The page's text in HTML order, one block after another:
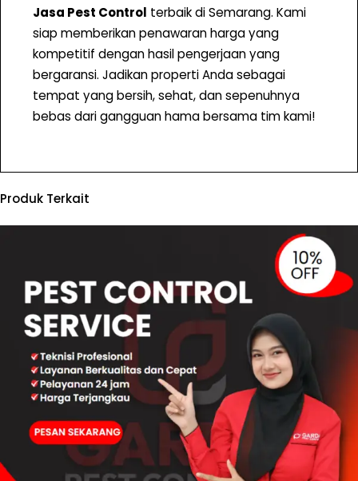
Jasa Pest Control terbaik di Semarang. Kami
siap memberikan penawaran harga yang
kompetitif dengan hasil pengerjaan yang
bergaransi. Jadikan properti Anda sebagai
tempat yang bersih, sehat, dan sepenuhnya
bebas dari gangguan hama bersama tim kami!
Produk Terkait